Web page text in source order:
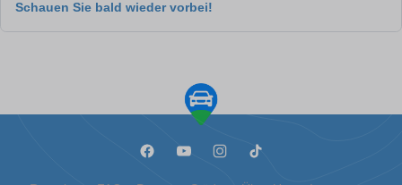
Schauen Sie bald wieder vorbei!